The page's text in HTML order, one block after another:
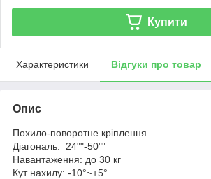
Купити
Характеристики Відгуки про товар
Опис
Похило-поворотне кріплення
Діагональ: 24""-50""
Навантаження: до 30 кг
Кут нахилу: -10°~+5°